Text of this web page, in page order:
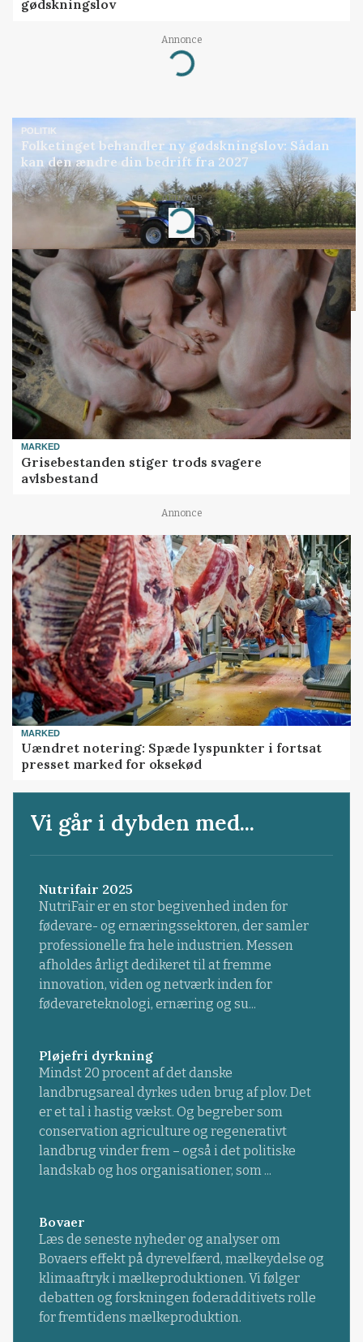
gødskningslov
Annonce
Loading...
POLITIK
Folketinget behandler ny gødskningslov: Sådan
kan den ændre din bedrift fra 2027
Annonce
Loading...
MARKED
Grisebestanden stiger trods svagere
avlsbestand
Annonce
MARKED
Uændret notering: Spæde lyspunkter i fortsat
presset marked for oksekød
Vi går i dybden med...
Nutrifair 2025
NutriFair er en stor begivenhed inden for
fødevare- og ernæringssektoren, der samler
professionelle fra hele industrien. Messen
afholdes årligt dedikeret til at fremme
innovation, viden og netværk inden for
fødevareteknologi, ernæring og su...
Pløjefri dyrkning
Mindst 20 procent af det danske
landbrugsareal dyrkes uden brug af plov. Det
er et tal i hastig vækst. Og begreber som
conservation agriculture og regenerativt
landbrug vinder frem – også i det politiske
landskab og hos organisationer, som ...
Bovaer
Læs de seneste nyheder og analyser om
Bovaers effekt på dyrevelfærd, mælkeydelse og
klimaaftryk i mælkeproduktionen. Vi følger
debatten og forskningen foderadditivets rolle
for fremtidens mælkeproduktion.